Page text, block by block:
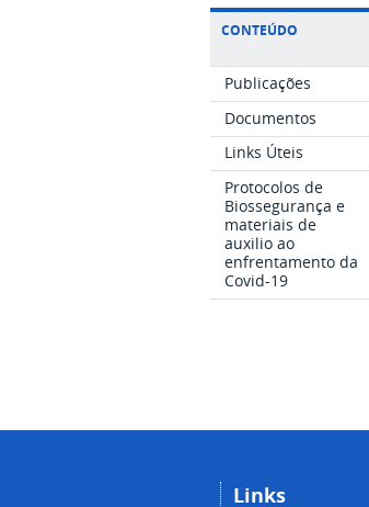
CONTEÚDO
Publicações
Documentos
Links Úteis
Protocolos de
Biossegurança e
materiais de
auxilio ao
enfrentamento da
Covid-19
Links